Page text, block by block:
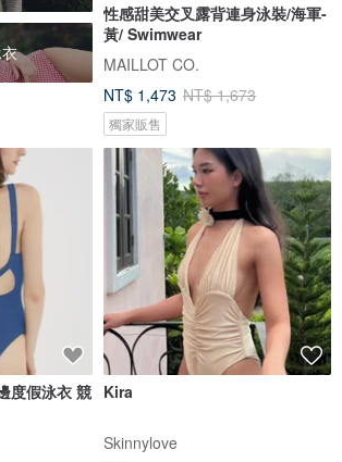
性感甜美交叉露背連身泳裝/海軍-
黃/ Swimwear
MAILLOT CO.
NT$ 1,473 NT$ 1,673
獨家販售
度假泳衣 競 Kira
Skinnylove